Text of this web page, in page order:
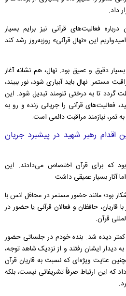
داد.
فعالیت‌های قرآنی نیز برایم بسیار
این «نهال قرآنی» روزبه‌روز رشد کند
دقیق و عمیق بود. نهال، هم نشانه آغاز
مستمر. نهال باید آبیاری شود، نور ببیند،
گردد تا به درختی تنومند تبدیل شود. این
فعالیت‌های قرآنی را جریانی زنده و رو به
ثمر، نیازمند مراقبت دائمی است.
اقدام رهبر شهید در پیشبرد جریان
که برای قرآن اختصاص می‌دادند. این
آثار بسیار عمیقی داشت.
بود؛ مانند حضور مستمر در محافل انس با
قاریان، حافظان و فعالان قرآنی یا حضور در
قرآن.
دیده شد. بنده خودم در جلساتی حضور
دیدار ایشان رفتند و از نزدیک شاهد توجه،
عنایت ویژه‌ای که نسبت به قاریان قرآن
که این ارتباط صرفاً تشریفاتی نیست، بلکه